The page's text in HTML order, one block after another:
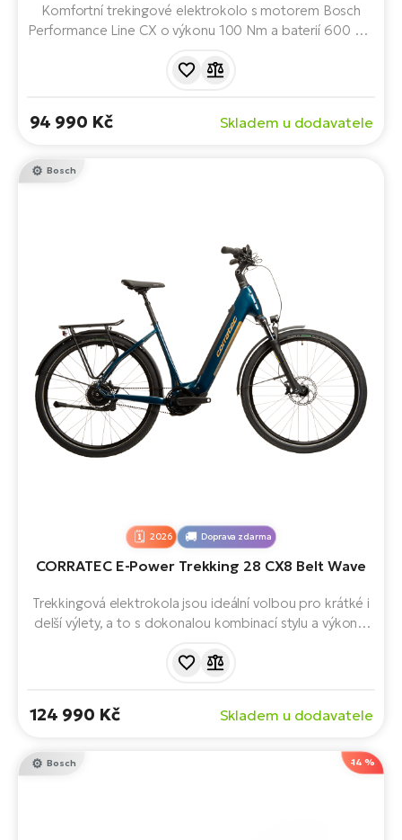
Komfortní trekingové elektrokolo s motorem Bosch
Performance Line CX o výkonu 100 Nm a baterií 600 Wh
každodenním dojíždění, městských jízdách i delších
94 990 Kč Skladem u dodavatele
Bosch
2026 Doprava zdarma
CORRATEC E-Power Trekking 28 CX8 Belt Wave
Trekkingová elektrokola jsou ideální volbou pro krátké i
delší výlety, a to s dokonalou kombinací stylu a výkonu.
800Wh baterii a řemenovému pohonu Gates nabízejí
124 990 Kč Skladem u dodavatele
-14 %
Bosch